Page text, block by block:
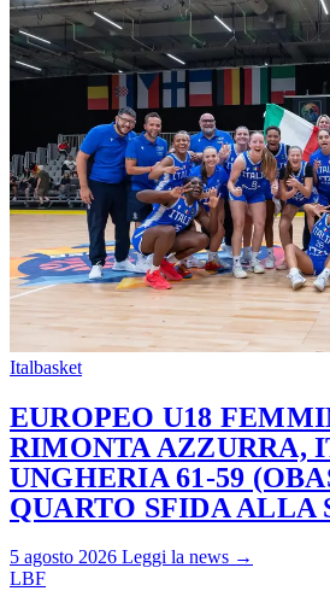
Italbasket
EUROPEO U18
RIMONTA AZZURRA,
UNGHERIA 61-59
QUARTO SFIDA ALLA
5 agosto 2026 Leggi la news →
LBF